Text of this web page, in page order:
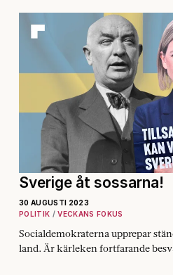
Sverige åt sossarna!
30 AUGUSTI 2023
POLITIK
VECKANS FOKUS
Socialdemokraterna upprepar
land. Är kärleken fortfarande